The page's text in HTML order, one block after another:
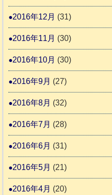
2016年12月 (31)
2016年11月 (30)
2016年10月 (30)
2016年9月 (27)
2016年8月 (32)
2016年7月 (28)
2016年6月 (31)
2016年5月 (21)
2016年4月 (20)